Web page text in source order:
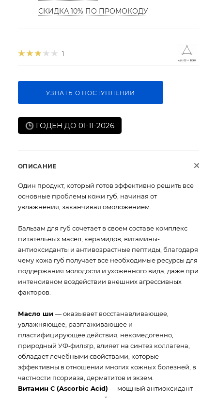
СКИДКА 10% ПО ПРОМОКОДУ
1
УЗНАТЬ О ПОСТУПЛЕНИИ
ГОДЕН ДО 01-11-2026
ОПИСАНИЕ
Один продукт, который готов эффективно решить все
основные проблемы кожи губ, начиная от
увлажнения, заканчивая омоложением.
Бальзам для губ сочетает в своем составе комплекс
питательных масел, керамидов, витамины-
антиоксиданты и антивозрастные пептиды, благодаря
чему кожа губ получает все необходимые ресурсы для
поддержания молодости и ухоженного вида, даже при
интенсивном воздействии внешних агрессивных
факторов.
Масло ши — оказывает восстанавливающее,
увлажняющее, разглаживающее и
пластифицирующее действия, некомедогенно,
природный УФ‑фильтр, влияет на синтез коллагена,
обладает лечебными свойствами, которые
эффективны в отношении многих кожных болезней, в
частности псориаза, дерматитов и экзем.
Витамин С (Ascorbic Acid) — мощный антиоксидант